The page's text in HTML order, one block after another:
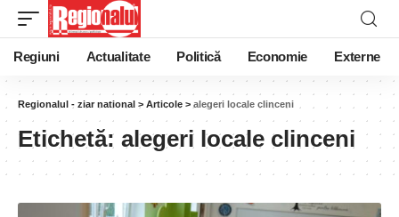
Regiuni Actualitate Politică Economie Externe
Regionalul - ziar national > Articole > alegeri locale clinceni
Etichetă: alegeri locale clinceni